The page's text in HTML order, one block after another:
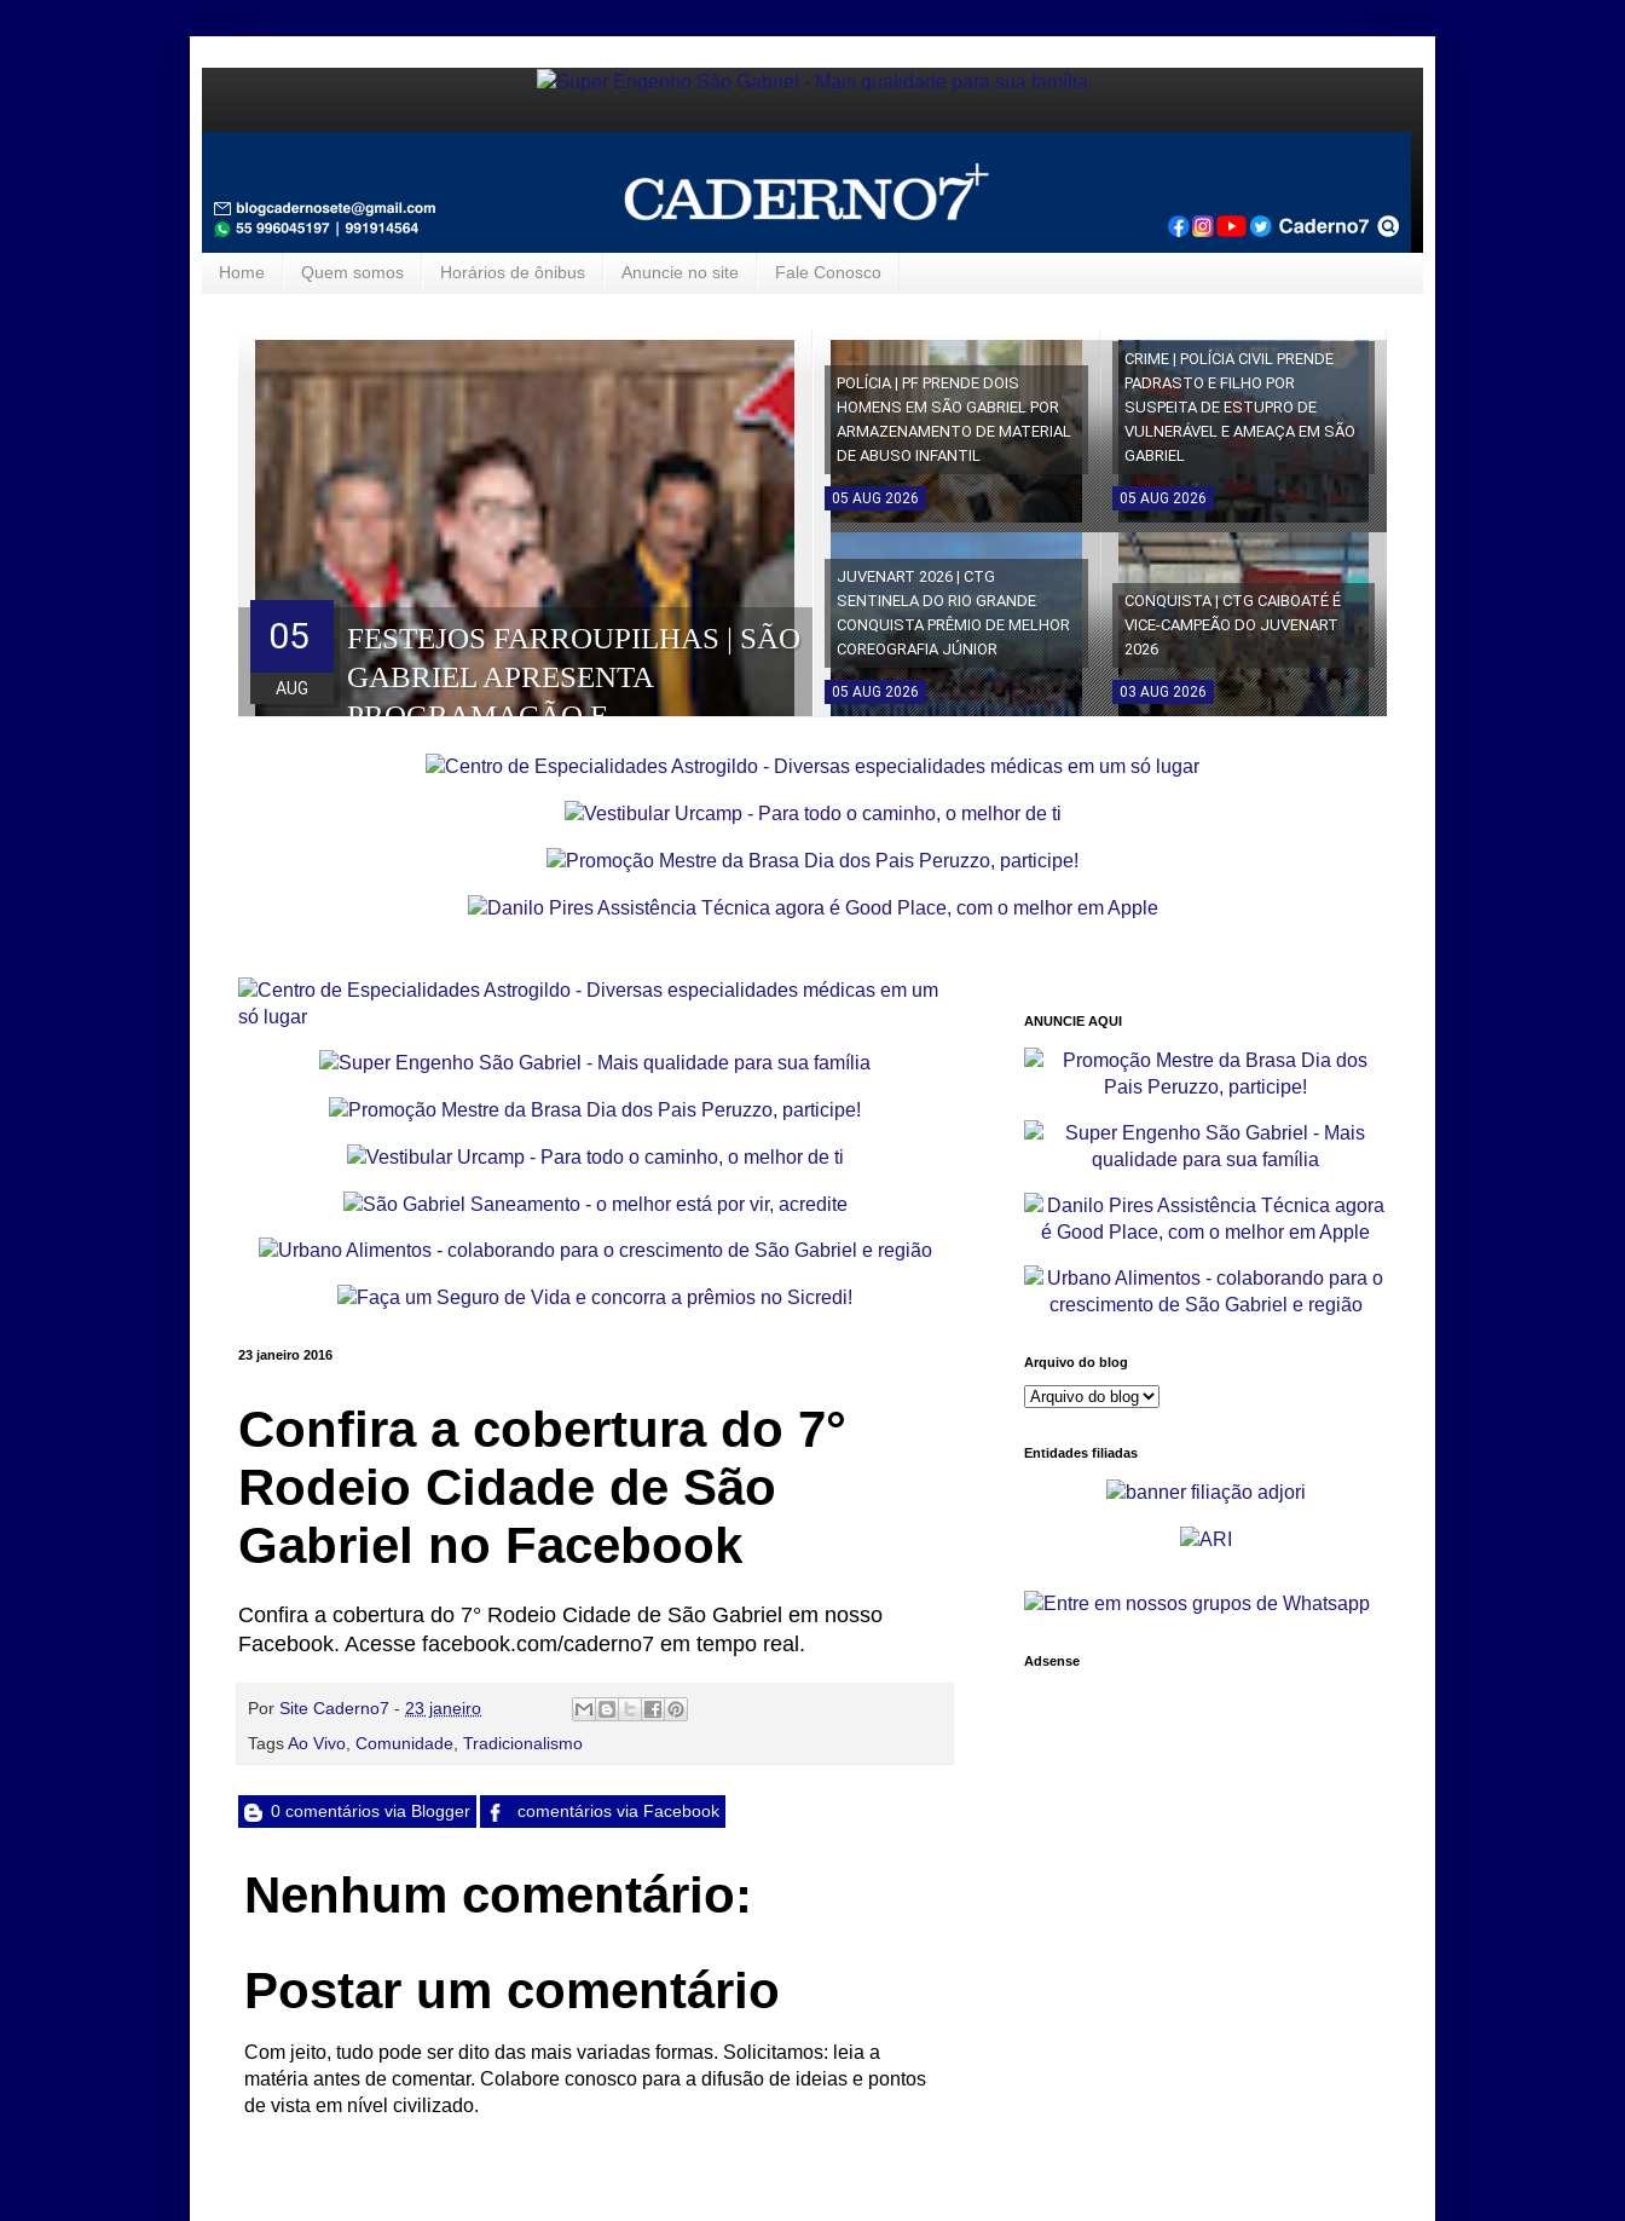
Home Quem somos Horários de ônibus Anuncie no site Fale Conosco
FESTEJOS FARROUPILHAS | SÃO
GABRIEL APRESENTA
PROGRAMAÇÃO E
HOMENAGEADOS DA EDIÇÃO
05
AUG
POLÍCIA | PF PRENDE DOIS
HOMENS EM SÃO GABRIEL POR
ARMAZENAMENTO DE MATERIAL
DE ABUSO INFANTIL
05 AUG 2026
CRIME | POLÍCIA CIVIL PRENDE
PADRASTO E FILHO POR
SUSPEITA DE ESTUPRO DE
VULNERÁVEL E AMEAÇA EM SÃO
GABRIEL
05 AUG 2026
JUVENART 2026 | CTG
SENTINELA DO RIO GRANDE
CONQUISTA PRÊMIO DE MELHOR
COREOGRAFIA JÚNIOR
05 AUG 2026
CONQUISTA | CTG CAIBOATÉ É
VICE-CAMPEÃO DO JUVENART
2026
03 AUG 2026
23 janeiro 2016
Confira a cobertura do 7°
Rodeio Cidade de São
Gabriel no Facebook
Confira a cobertura do 7° Rodeio Cidade de São Gabriel em nosso
Facebook. Acesse facebook.com/caderno7 em tempo real.
Por Site Caderno7 - 23 janeiro
TagsAo Vivo, Comunidade, Tradicionalismo
0 comentários via Blogger comentários via Facebook
Nenhum comentário:
Postar um comentário
Com jeito, tudo pode ser dito das mais variadas formas. Solicitamos: leia a
matéria antes de comentar. Colabore conosco para a difusão de ideias e pontos
de vista em nível civilizado.
ANUNCIE AQUI
Arquivo do blog
Entidades filiadas
Adsense